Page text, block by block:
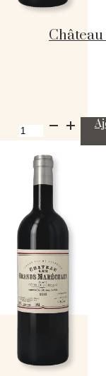
quantité
de
Les
Grands
Maréchaux
2019